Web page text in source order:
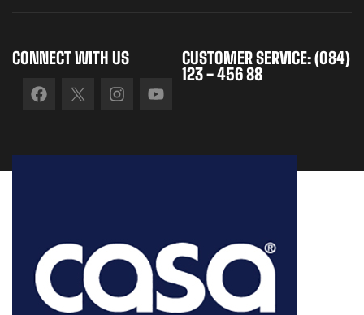
CONNECT WITH US
CUSTOMER SERVICE: (084)
123 - 456 88